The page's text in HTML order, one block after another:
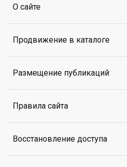
О сайте
Продвижение в каталоге
Размещение публикаций
Правила сайта
Восстановление доступа